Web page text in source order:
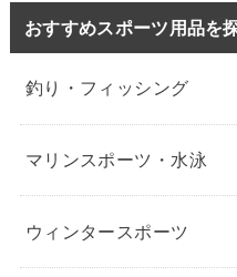
おすすめスポーツ用品を
釣り・フィッシング
マリンスポーツ・水泳
ウィンタースポーツ